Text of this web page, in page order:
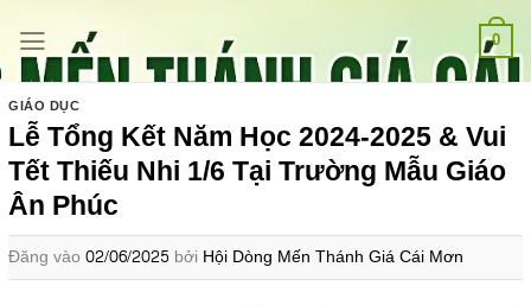
qua
nội
dung
0
GIÁO DỤC
Lễ Tổng Kết Năm Học 2024-2025 & Vui
Tết Thiếu Nhi 1/6 Tại Trường Mẫu Giáo
Ân Phúc
Đăng vào 02/06/2025 bởi Hội Dòng Mến Thánh Giá Cái Mơn